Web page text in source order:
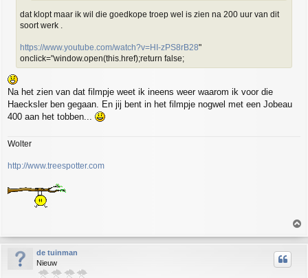
dat klopt maar ik wil die goedkope troep wel is zien na 200 uur van dit
soort werk .
https://www.youtube.com/watch?v=HI-zPS8rB28"
onclick="window.open(this.href);return false;
Na het zien van dat filmpje weet ik ineens weer waarom ik voor die
Haecksler ben gegaan. En jij bent in het filmpje nogwel met een Jobeau
400 aan het tobben...
Wolter
http://www.treespotter.com
o
p
de tuinman
Nieuw